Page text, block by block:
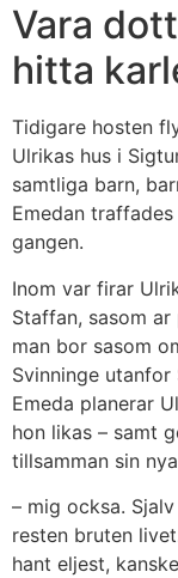
Vara
hitta
Tidigare hosten
Ulrikas hus i
samtliga barn,
Emedan
gangen.
Inom var firar
Staffan, sasom
man bor sasom
Svinninge
Emeda planerar
hon likas – samt
tillsamman sin
– mig ocksa.
resten bruten
hant eljest,